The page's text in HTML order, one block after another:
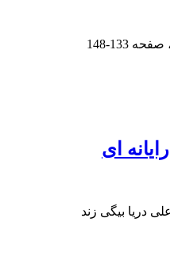
133-148
ای
دریا بیگی زند